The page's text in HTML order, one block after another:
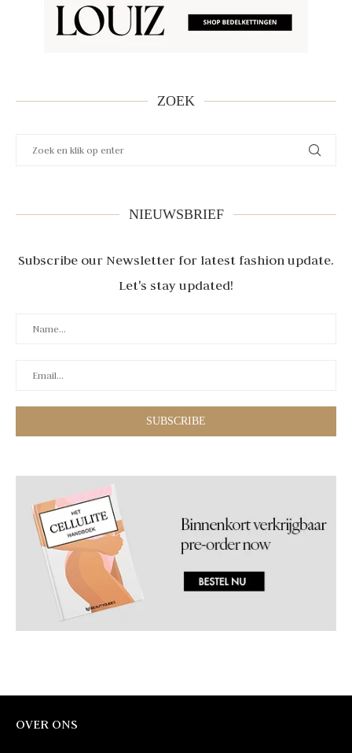
ZOEK
NIEUWSBRIEF
Subscribe our Newsletter for latest fashion update.
Let's stay updated!
OVER ONS